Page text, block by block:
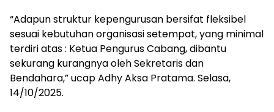
“Adapun struktur kepengurusan bersifat fleksibel
sesuai kebutuhan organisasi setempat, yang minimal
terdiri atas : Ketua Pengurus Cabang, dibantu
sekurang kurangnya oleh Sekretaris dan
Bendahara,” ucap Adhy Aksa Pratama. Selasa,
14/10/2025.